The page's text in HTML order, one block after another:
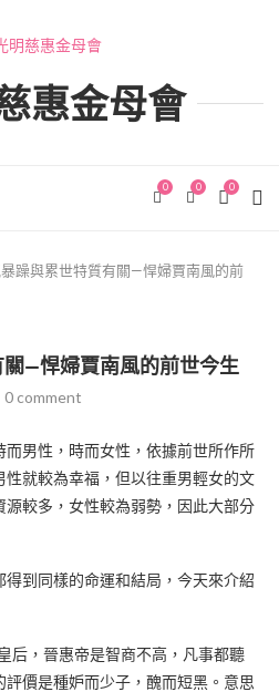
惠金母會
0
0
0
躁與累世特質有關—悍婦賈南風的前
—悍婦賈南風的前世今生
0 comment
男性，時而女性，依據前世所作所
就較為幸福，但以往重男輕女的文
較多，女性較為弱勢，因此大部分
到同樣的命運和結局，今天來介紹
后，晉惠帝是智商不高，凡事都聽
價是種妒而少子，醜而短黑。意思